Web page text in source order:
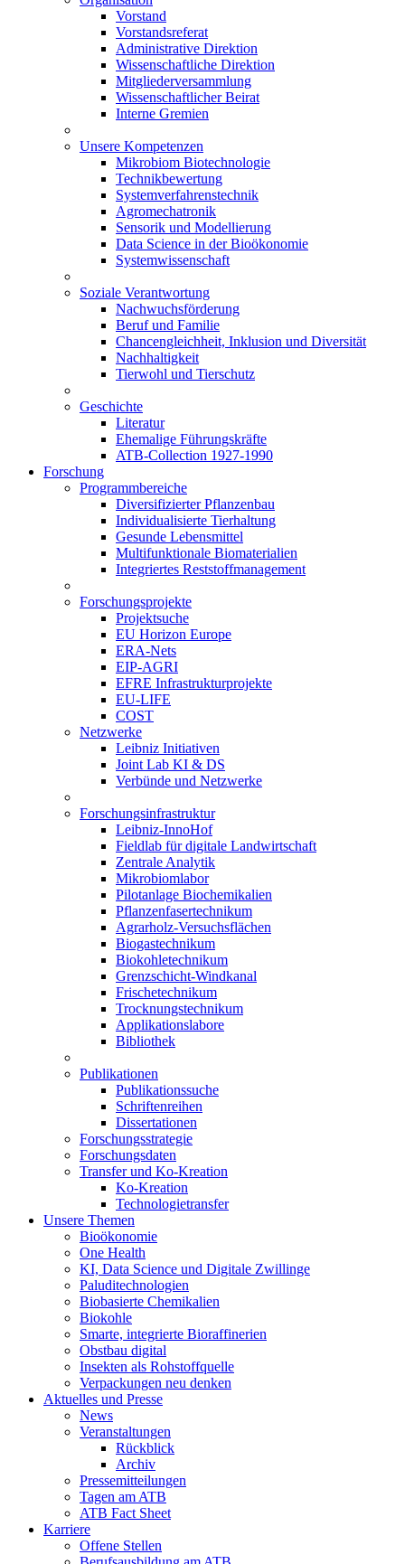
Vorstand
Vorstandsreferat
Administrative Direktion
Wissenschaftliche Direktion
Mitgliederversammlung
Wissenschaftlicher Beirat
Interne Gremien
Unsere Kompetenzen
Mikrobiom Biotechnologie
Technikbewertung
Systemverfahrenstechnik
Agromechatronik
Sensorik und Modellierung
Data Science in der Bioökonomie
Systemwissenschaft
Soziale Verantwortung
Nachwuchsförderung
Beruf und Familie
Chancengleichheit, Inklusion und Diversität
Nachhaltigkeit
Tierwohl und Tierschutz
Geschichte
Literatur
Ehemalige Führungskräfte
ATB-Collection 1927-1990
Forschung
Programmbereiche
Diversifizierter Pflanzenbau
Individualisierte Tierhaltung
Gesunde Lebensmittel
Multifunktionale Biomaterialien
Integriertes Reststoffmanagement
Forschungsprojekte
Projektsuche
EU Horizon Europe
ERA-Nets
EIP-AGRI
EFRE Infrastrukturprojekte
EU-LIFE
COST
Netzwerke
Leibniz Initiativen
Joint Lab KI & DS
Verbünde und Netzwerke
Forschungsinfrastruktur
Leibniz-InnoHof
Fieldlab für digitale Landwirtschaft
Zentrale Analytik
Mikrobiomlabor
Pilotanlage Biochemikalien
Pflanzenfasertechnikum
Agrarholz-Versuchsflächen
Biogastechnikum
Biokohletechnikum
Grenzschicht-Windkanal
Frischetechnikum
Trocknungstechnikum
Applikationslabore
Bibliothek
Publikationen
Publikationssuche
Schriftenreihen
Dissertationen
Forschungsstrategie
Forschungsdaten
Transfer und Ko-Kreation
Ko-Kreation
Technologietransfer
Unsere Themen
Bioökonomie
One Health
KI, Data Science und Digitale Zwillinge
Paluditechnologien
Biobasierte Chemikalien
Biokohle
Smarte, integrierte Bioraffinerien
Obstbau digital
Insekten als Rohstoffquelle
Verpackungen neu denken
Aktuelles und Presse
News
Veranstaltungen
Rückblick
Archiv
Pressemitteilungen
Tagen am ATB
ATB Fact Sheet
Karriere
Offene Stellen